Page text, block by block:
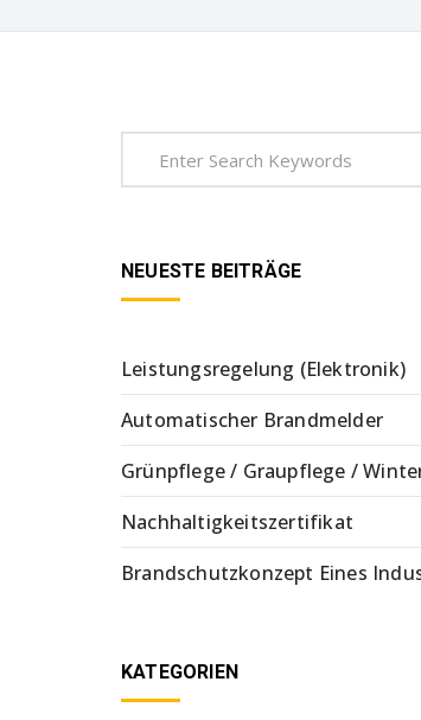
NEUESTE BEITRÄGE
Leistungsregelung (Elektronik)
Automatischer Brandmelder
Grünpflege / Graupflege /
Nachhaltigkeitszertifikat
Brandschutzkonzept Eines
KATEGORIEN